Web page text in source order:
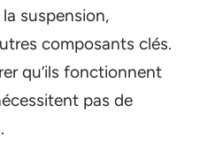
suspension,
composants clés.
qu’ils fonctionnent
pas de